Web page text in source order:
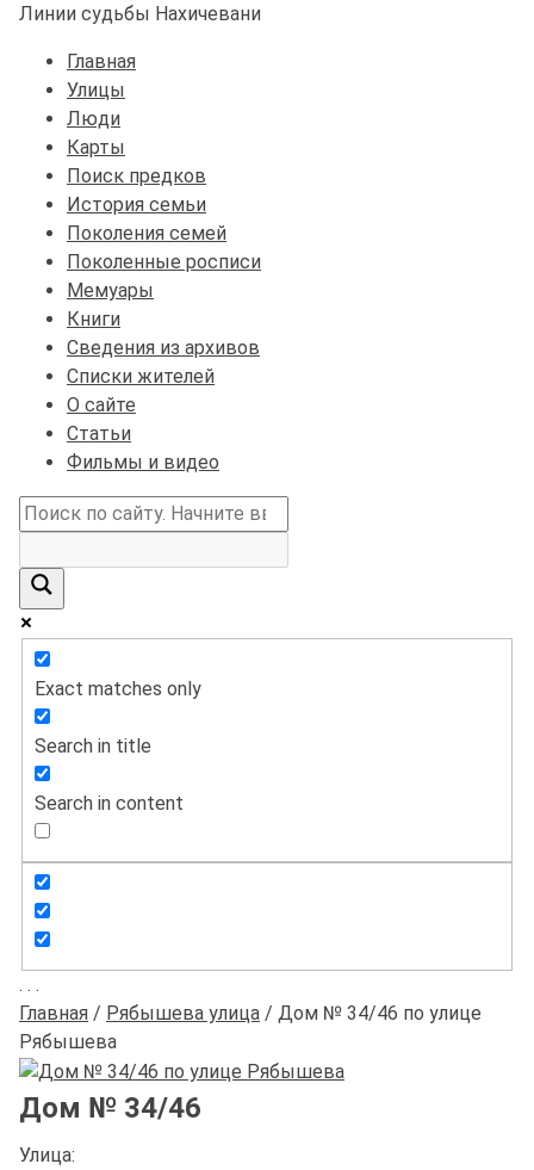
Линии судьбы Нахичевани
Главная
Улицы
Люди
Карты
Поиск предков
История семьи
Поколения семей
Поколенные росписи
Мемуары
Книги
Сведения из архивов
Списки жителей
О сайте
Статьи
Фильмы и видео
Exact matches only
Search in title
Search in content
. . .
Главная / Рябышева улица / Дом № 34/46 по улице
Рябышева
Дом № 34/46
Улица: